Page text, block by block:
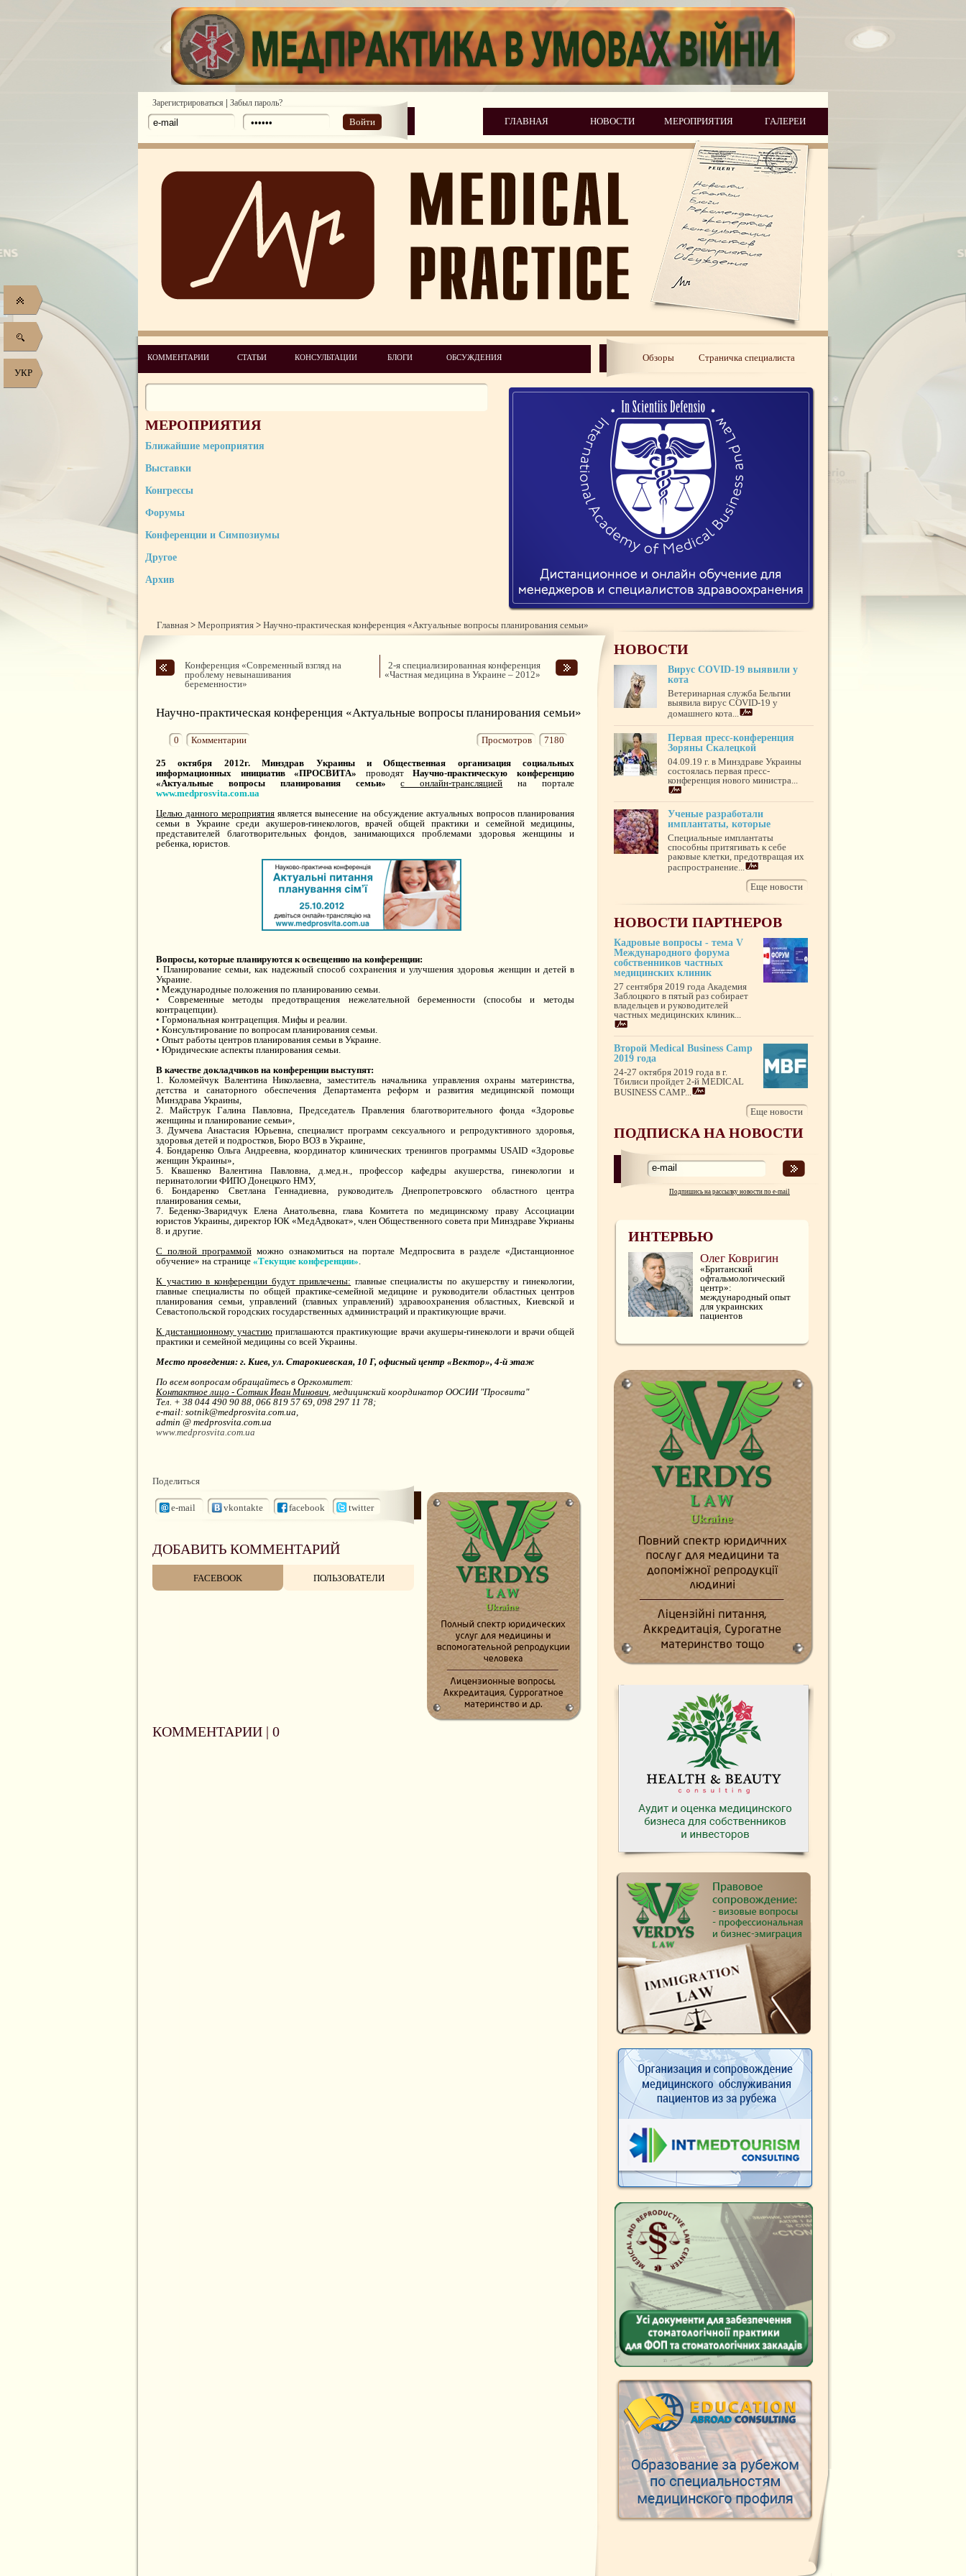
УКР
Зарегистрироваться | Забыл пароль?
Войти ГЛАВНАЯ НОВОСТИ МЕРОПРИЯТИЯ ГАЛЕРЕИ
КОММЕНТАРИИ СТАТЬИ КОНСУЛЬТАЦИИ БЛОГИ ОБСУЖДЕНИЯ Обзоры Страничка специалиста
МЕРОПРИЯТИЯ
Ближайшие мероприятия
Выставки
Конгрессы
Форумы
Конференции и Симпозиумы
Другое
Архив
Главная > Мероприятия > Научно-практическая конференция «Актуальные вопросы планирования семьи»
Конференция «Современный взгляд на
проблему невынашивания
беременности»
2-я специализированная конференция
«Частная медицина в Украине – 2012»
Научно-практическая конференция «Актуальные вопросы планирования семьи»
0 Комментарии Просмотров 7180
25 октября 2012г. Минздрав Украины и Общественная организация социальных
информационных инициатив «ПРОСВИТА» проводятНаучно-практическую конференцию
«Актуальные вопросы планирования семьи»
с онлайн-трансляцией на портале
www.medprosvita.com.ua
Целью данного мероприятия является вынесение на обсуждение актуальных вопросов планирования
семьи в Украине среди акушеров-гинекологов, врачей общей практики и семейной медицины,
представителей благотворительных фондов, занимающихся проблемами здоровья женщины и
ребенка, юристов.
Вопросы, которые планируются к освещению на конференции:
• Планирование семьи, как надежный способ сохранения и улучшения здоровья женщин и детей в
Украине.
• Международные положения по планированию семьи.
• Современные методы предотвращения нежелательной беременности (способы и методы
контрацепции).
• Гормональная контрацепция. Мифы и реалии.
• Консультирование по вопросам планирования семьи.
• Опыт работы центров планирования семьи в Украине.
• Юридические аспекты планирования семьи.
В качестве докладчиков на конференции выступят:
1. Коломейчук Валентина Николаевна, заместитель начальника управления охраны материнства,
детства и санаторного обеспечения Департамента реформ и развития медицинской помощи
Минздрава Украины,
2. Майструк Галина Павловна, Председатель Правления благотворительного фонда «Здоровье
женщины и планирование семьи»,
3. Думчева Анастасия Юрьевна, специалист программ сексуального и репродуктивного здоровья,
здоровья детей и подростков, Бюро ВОЗ в Украине,
4. Бондаренко Ольга Андреевна, координатор клинических тренингов программы USAID «Здоровье
женщин Украины»,
5. Квашенко Валентина Павловна, д.мед.н., профессор кафедры акушерства, гинекологии и
перинатологии ФИПО Донецкого НМУ,
6. Бондаренко Светлана Геннадиевна, руководитель Днепропетровского областного центра
планирования семьи,
7. Беденко-Зваридчук Елена Анатольевна, глава Комитета по медицинскому праву Ассоциации
юристов Украины, директор ЮК «МедАдвокат», член Общественного совета при Минздраве Укрианы
8. и другие.
С полной программойможно ознакомиться на портале Медпросвита в разделе «Дистанционное
обучение» на странице «Текущие конференции»
К участию в конференции будут привлечены: главные специалисты по акушерству и гинекологии,
главные специалисты по общей практике-семейной медицине и руководители областных центров
планирования семьи, управлений (главных управлений) здравоохранения областных, Киевской и
Севастопольской городских государственных администраций и практикующие врачи.
К дистанционному участию приглашаются практикующие врачи акушеры-гинекологи и врачи общей
практики и семейной медицины со всей Украины.
Место проведения: г. Киев, ул. Старокиевская, 10 Г, офисный центр «Вектор», 4-й этаж
По всем вопросам обращайтесь в Оргкомитет:
Контактное лицо - Сотник Иван Минович , медицинский координатор ООСИИ "Просвита"
Тел. + 38 044 490 90 88, 066 819 57 69, 098 297 11 78;
e-mail: sotnik@medprosvita.com.ua,
admin @ medprosvita.com.ua
www.medprosvita.com.ua
Поделиться
e-mail vkontakte facebook twitter
ДОБАВИТЬ КОММЕНТАРИЙ
FACEBOOK ПОЛЬЗОВАТЕЛИ
КОММЕНТАРИИ | 0
НОВОСТИ
Вирус COVID-19 выявили у
кота
Ветеринарная служба Бельгии
выявила вирус COVID-19 у
домашнего кота...
Первая пресс-конференция
Зоряны Скалецкой
04.09.19 г. в Минздраве Украины
состоялась первая пресс-
конференция нового министра...
Ученые разработали
имплантаты, которые
Специальные имплантаты
способны притягивать к себе
раковые клетки, предотвращая их
распространение...
Еще новости
НОВОСТИ ПАРТНЕРОВ
Кадровые вопросы - тема V
Международного форума
собственников частных
медицинских клиник
27 сентября 2019 года Академия
Заблоцкого в пятый раз собирает
владельцев и руководителей
частных медицинских клиник...
Второй Medical Business Camp
2019 года
24-27 октября 2019 года в г.
Тбилиси пройдет 2-й MEDICAL
BUSINESS CAMP...
Еще новости
ПОДПИСКА НА НОВОСТИ
Подпишись на рассылку новости по e-mail
ИНТЕРВЬЮ
Олег Ковригин
«Британский
офтальмологический
центр»:
международный опыт
для украинских
пациентов